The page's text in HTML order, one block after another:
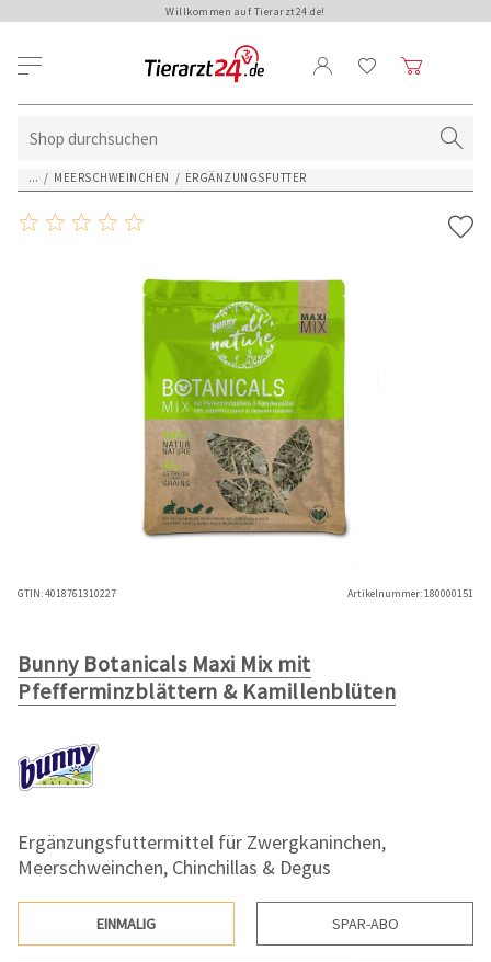
Willkommen auf Tierarzt24.de!
... / MEERSCHWEINCHEN / ERGÄNZUNGSFUTTER
GTIN:4018761310227 Artikelnummer:180000151
Bunny Botanicals Maxi Mix mit
Pfefferminzblättern & Kamillenblüten
Ergänzungsfuttermittel für Zwergkaninchen,
Meerschweinchen, Chinchillas & Degus
EINMALIG SPAR-ABO